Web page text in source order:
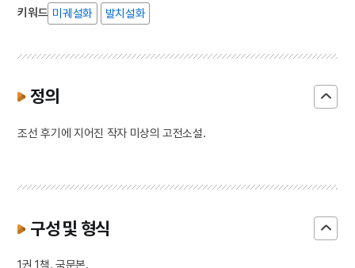
키워드 미궤설화 발치설화
정의
조선 후기에 지어진 작자 미상의 고전소설.
구성 및 형식
1권 1책. 국문본.